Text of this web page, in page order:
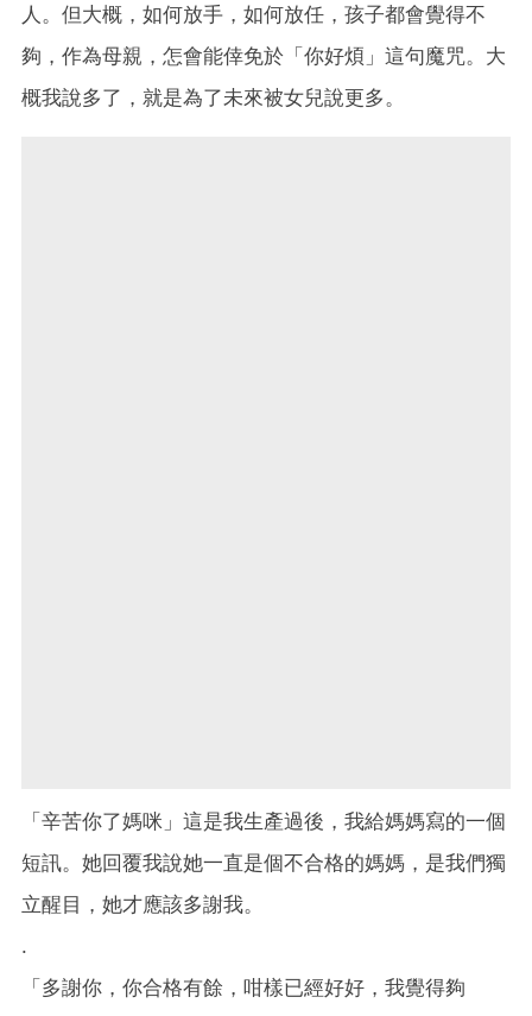
人。但大概，如何放手，如何放任，孩子都會覺得不
夠，作為母親，怎會能倖免於「你好煩」這句魔咒。大
概我說多了，就是為了未來被女兒說更多。
「辛苦你了媽咪」這是我生產過後，我給媽媽寫的一個
短訊。她回覆我說她一直是個不合格的媽媽，是我們獨
立醒目，她才應該多謝我。
.
「多謝你，你合格有餘，咁樣已經好好，我覺得夠